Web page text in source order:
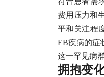
费用压力和
平和关注程
EB疾病的症
这一罕见病
拥抱变